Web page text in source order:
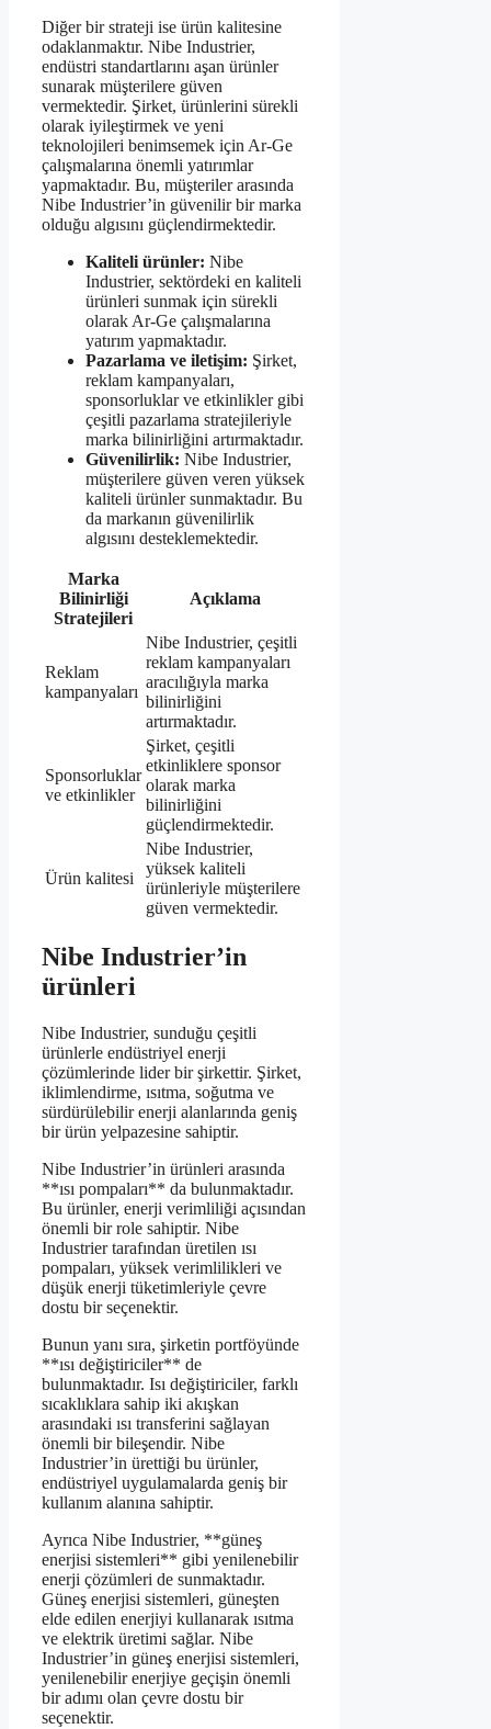
Diğer bir strateji ise ürün kalitesine
odaklanmaktır. Nibe Industrier,
endüstri standartlarını aşan ürünler
sunarak müşterilere güven
vermektedir. Şirket, ürünlerini sürekli
olarak iyileştirmek ve yeni
teknolojileri benimsemek için Ar-Ge
çalışmalarına önemli yatırımlar
yapmaktadır. Bu, müşteriler arasında
Nibe Industrier’in güvenilir bir marka
olduğu algısını güçlendirmektedir.
Kaliteli ürünler: Nibe
Industrier, sektördeki en kaliteli
ürünleri sunmak için sürekli
olarak Ar-Ge çalışmalarına
yatırım yapmaktadır.
Pazarlama ve iletişim: Şirket,
reklam kampanyaları,
sponsorluklar ve etkinlikler gibi
çeşitli pazarlama stratejileriyle
marka bilinirliğini artırmaktadır.
Güvenilirlik: Nibe Industrier,
müşterilere güven veren yüksek
kaliteli ürünler sunmaktadır. Bu
da markanın güvenilirlik
algısını desteklemektedir.
Marka
Bilinirliği
Stratejileri
Açıklama
Reklam
kampanyaları
Nibe Industrier, çeşitli
reklam kampanyaları
aracılığıyla marka
bilinirliğini
artırmaktadır.
Sponsorluklar
ve etkinlikler
Şirket, çeşitli
etkinliklere sponsor
olarak marka
bilinirliğini
güçlendirmektedir.
Ürün kalitesi
Nibe Industrier,
yüksek kaliteli
ürünleriyle müşterilere
güven vermektedir.
Nibe Industrier’in
ürünleri
Nibe Industrier, sunduğu çeşitli
ürünlerle endüstriyel enerji
çözümlerinde lider bir şirkettir. Şirket,
iklimlendirme, ısıtma, soğutma ve
sürdürülebilir enerji alanlarında geniş
bir ürün yelpazesine sahiptir.
Nibe Industrier’in ürünleri arasında
**ısı pompaları** da bulunmaktadır.
Bu ürünler, enerji verimliliği açısından
önemli bir role sahiptir. Nibe
Industrier tarafından üretilen ısı
pompaları, yüksek verimlilikleri ve
düşük enerji tüketimleriyle çevre
dostu bir seçenektir.
Bunun yanı sıra, şirketin portföyünde
**ısı değiştiriciler** de
bulunmaktadır. Isı değiştiriciler, farklı
sıcaklıklara sahip iki akışkan
arasındaki ısı transferini sağlayan
önemli bir bileşendir. Nibe
Industrier’in ürettiği bu ürünler,
endüstriyel uygulamalarda geniş bir
kullanım alanına sahiptir.
Ayrıca Nibe Industrier, **güneş
enerjisi sistemleri** gibi yenilenebilir
enerji çözümleri de sunmaktadır.
Güneş enerjisi sistemleri, güneşten
elde edilen enerjiyi kullanarak ısıtma
ve elektrik üretimi sağlar. Nibe
Industrier’in güneş enerjisi sistemleri,
yenilenebilir enerjiye geçişin önemli
bir adımı olan çevre dostu bir
seçenektir.